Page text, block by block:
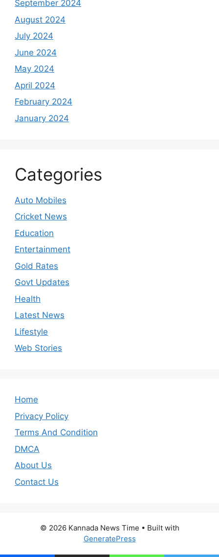
September 2024
August 2024
July 2024
June 2024
May 2024
April 2024
February 2024
January 2024
Categories
Auto Mobiles
Cricket News
Education
Entertainment
Gold Rates
Govt Updates
Health
Latest News
Lifestyle
Web Stories
Home
Privacy Policy
Terms And Condition
DMCA
About Us
Contact Us
© 2026 Kannada News Time • Built with
GeneratePress